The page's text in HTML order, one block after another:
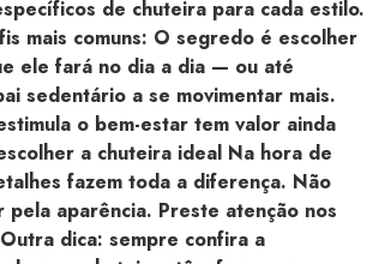
de chuteira para cada estilo.
mais comuns: O segredo é escolher
ele fará no dia a dia — ou até
sedentário a se movimentar mais.
o bem-estar tem valor ainda
a chuteira ideal Na hora de
fazem toda a diferença. Não
pela aparência. Preste atenção nos
dica: sempre confira a